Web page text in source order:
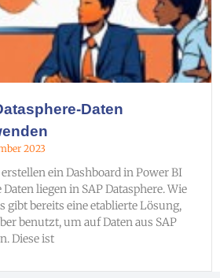
Daten
2023
erstellen ein Dashboard in Power BI
liegen in SAP Datasphere. Wie
gibt bereits eine etablierte Lösung,
benutzt, um auf Daten aus SAP
Diese ist